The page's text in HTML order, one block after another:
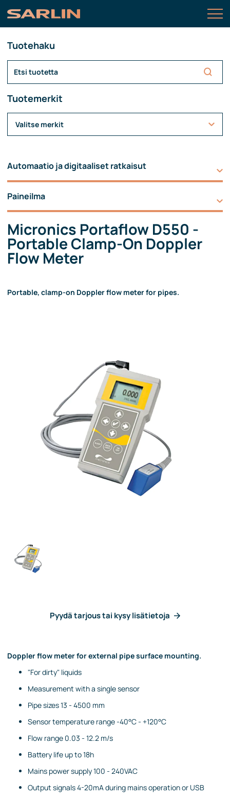
Tuotehaku
Tuotemerkit
Valitse merkit
Automaatio ja digitaaliset ratkaisut
Paineilma
Micronics Portaflow D550 -
Portable Clamp-On Doppler
Flow Meter
Portable, clamp-on Doppler flow meter for pipes.
Pyydä tarjous tai kysy lisätietoja
Doppler flow meter for external pipe surface mounting.
"For dirty" liquids
Measurement with a single sensor
Pipe sizes 13 - 4500 mm
Sensor temperature range -40°C - +120°C
Flow range 0.03 - 12.2 m/s
Battery life up to 18h
Mains power supply 100 - 240VAC
Output signals 4-20mA during mains operation or USB